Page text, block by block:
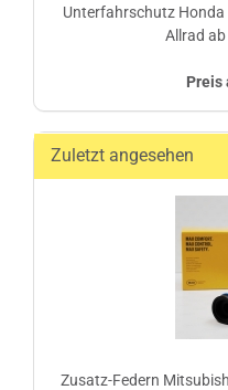
Unterfahrschutz Honda
Allrad
Preis
Zuletzt angesehen
Zusatz-Federn